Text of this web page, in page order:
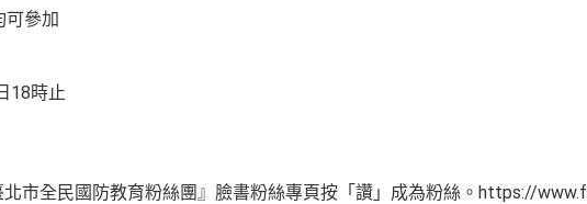
可參加
18時止
北市全民國防教育粉絲團』臉書粉絲專頁按「讚」成為粉絲。https://